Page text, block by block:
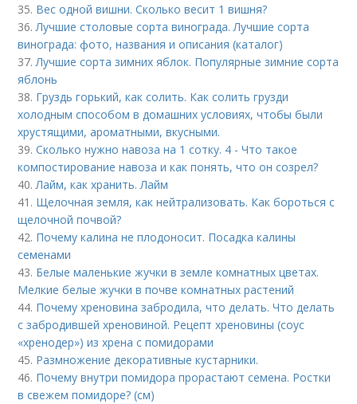
35. Вес одной вишни. Сколько весит 1 вишня?
36.Лучшие столовые сорта винограда. Лучшие сорта
винограда: фото, названия и описания (каталог)
37.Лучшие сорта зимних яблок. Популярные зимние сорта
яблонь
38. Груздь горький, как солить. Как солить грузди
холодным способом в домашних условиях, чтобы были
хрустящими, ароматными, вкусными.
39.Сколько нужно навоза на 1 сотку. 4 - Что такое
компостирование навоза и как понять, что он созрел?
40.Лайм, как хранить. Лайм
41. Щелочная земля, как нейтрализовать. Как бороться с
щелочной почвой?
42. Почему калина не плодоносит. Посадка калины
семенами
43. Белые маленькие жучки в земле комнатных цветах.
Мелкие белые жучки в почве комнатных растений
44. Почему хреновина забродила, что делать. Что делать
с забродившей хреновиной. Рецепт хреновины (соус
«хренодер») из хрена с помидорами
45. Размножение декоративные кустарники.
46. Почему внутри помидора прорастают семена. Ростки
в свежем помидоре? (см)